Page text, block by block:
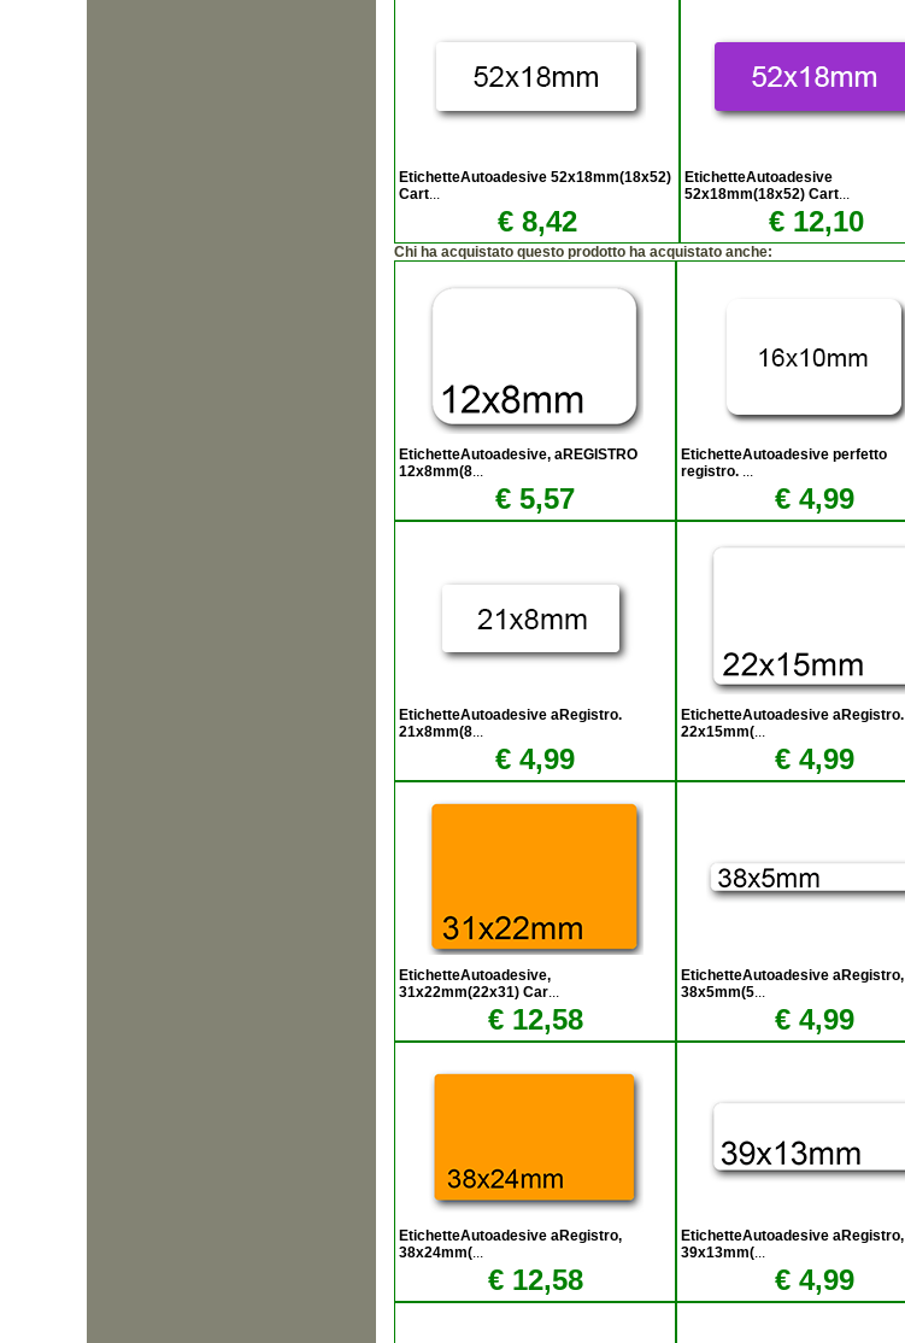
EtichetteAutoadesive 52x18mm(18x52)
Cart...
€ 8,42
EtichetteAutoadesive
52x18mm(18x52) Cart...
€ 12,10
Chi ha acquistato questo prodotto ha acquistato anche:
EtichetteAutoadesive, aREGISTRO
12x8mm(8...
€ 5,57
EtichetteAutoadesive perfetto
registro. ...
€ 4,99
EtichetteAutoadesive aRegistro.
21x8mm(8...
€ 4,99
EtichetteAutoadesive aRegistro.
22x15mm(...
€ 4,99
EtichetteAutoadesive,
31x22mm(22x31) Car...
€ 12,58
EtichetteAutoadesive aRegistro,
38x5mm(5...
€ 4,99
EtichetteAutoadesive aRegistro,
38x24mm(...
€ 12,58
EtichetteAutoadesive aRegistro,
39x13mm(...
€ 4,99